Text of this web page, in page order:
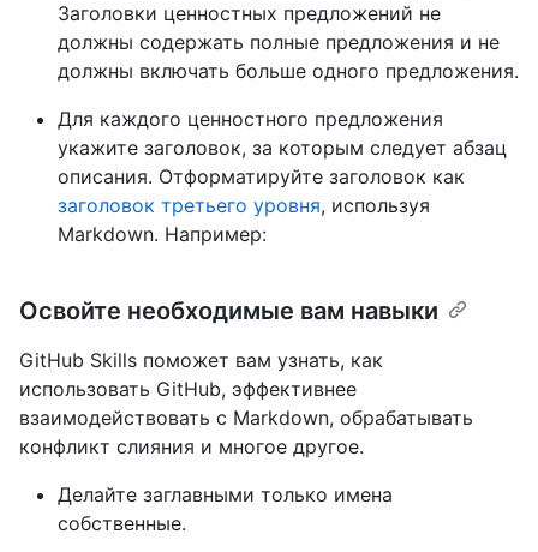
Заголовки ценностных предложений не
должны содержать полные предложения и не
должны включать больше одного предложения.
Для каждого ценностного предложения
укажите заголовок, за которым следует абзац
описания. Отформатируйте заголовок как
заголовок третьего уровня, используя
Markdown. Например:
Освойте необходимые вам навыки
GitHub Skills поможет вам узнать, как
использовать GitHub, эффективнее
взаимодействовать с Markdown, обрабатывать
конфликт слияния и многое другое.
Делайте заглавными только имена
собственные.